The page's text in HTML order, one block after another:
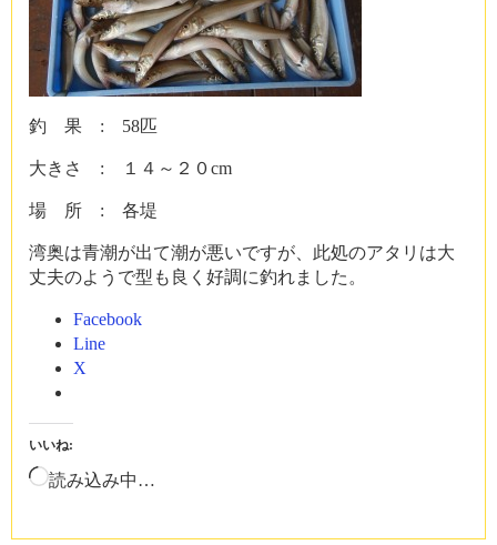
釣 果 : 58匹
大きさ : １４～２０cm
場 所 : 各堤
湾奥は青潮が出て潮が悪いですが、此処のアタリは大
丈夫のようで型も良く好調に釣れました。
Facebook
Line
X
いいね:
読み込み中…